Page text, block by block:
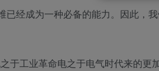
已经成为一种必备的能力。因此，
于工业革命电之于电气时代来的更加